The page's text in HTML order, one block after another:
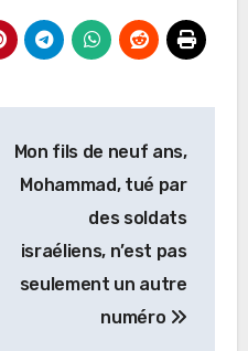
Mon fils de neuf ans,
Mohammad, tué par
des soldats
israéliens, n’est pas
seulement un autre
numéro